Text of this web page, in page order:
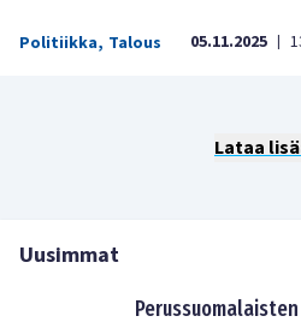
Politiikka, Talous 05.11.2025 |
Lataa
Uusimmat